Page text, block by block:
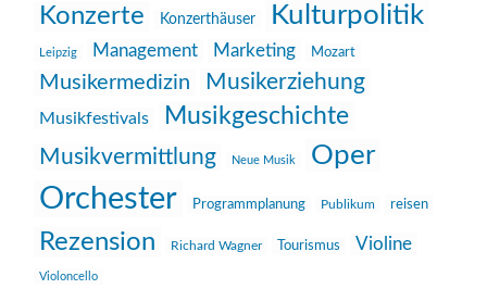
Konzerte Konzerthäuser Kulturpolitik
Leipzig Management Marketing Mozart
Musikermedizin Musikerziehung
Musikfestivals Musikgeschichte
Musikvermittlung Neue Musik Oper
Orchester Programmplanung Publikum reisen
Rezension Richard Wagner Tourismus Violine
Violoncello